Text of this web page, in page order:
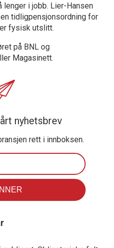
i jobb. Lier-Hansen
tidligpensjonsordning for
fysisk utslitt.
på BNL og
Magasinett.
nyhetsbrev
rett i innboksen.